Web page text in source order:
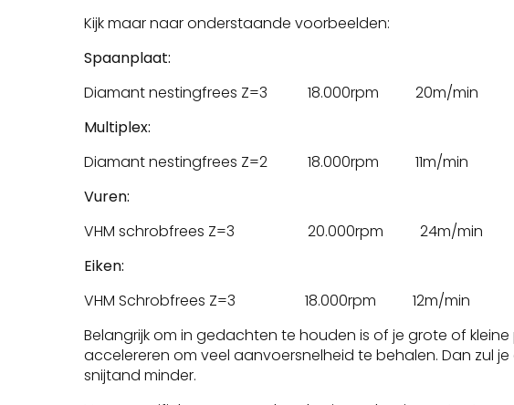
Kijk maar naar onderstaande voorbeelden:
Spaanplaat:
Diamant nestingfrees Z=3 18.000rpm 20m/min
Multiplex:
Diamant nestingfrees Z=2 18.000rpm 11m/min
Vuren:
VHM schrobfrees Z=3 20.000rpm 24m/min
Eiken:
VHM Schrobfrees Z=3 18.000rpm 12m/min
Belangrijk om in gedachten te houden is of je grote of
accelereren om veel aanvoersnelheid te behalen. Dan zul
snijtand minder.